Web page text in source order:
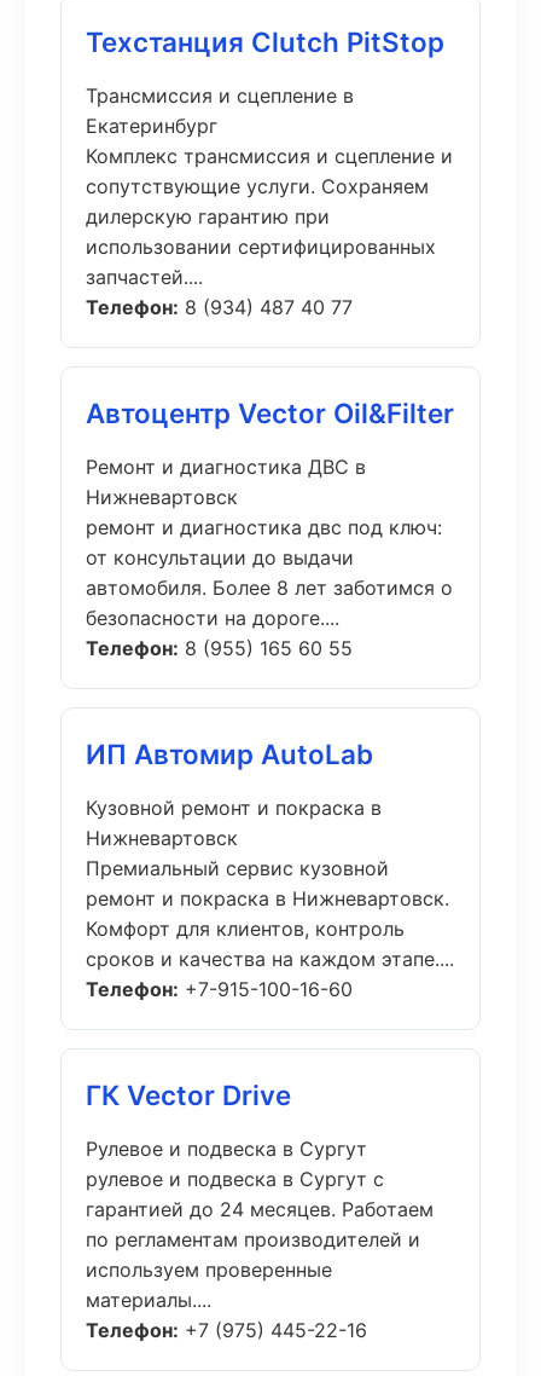
Техстанция Clutch PitStop
Трансмиссия и сцепление в
Екатеринбург
Комплекс трансмиссия и сцепление и
сопутствующие услуги. Сохраняем
дилерскую гарантию при
использовании сертифицированных
запчастей....
Телефон: 8 (934) 487 40 77
Автоцентр Vector Oil&Filter
Ремонт и диагностика ДВС в
Нижневартовск
ремонт и диагностика двс под ключ:
от консультации до выдачи
автомобиля. Более 8 лет заботимся о
безопасности на дороге....
Телефон: 8 (955) 165 60 55
ИП Автомир AutoLab
Кузовной ремонт и покраска в
Нижневартовск
Премиальный сервис кузовной
ремонт и покраска в Нижневартовск.
Комфорт для клиентов, контроль
сроков и качества на каждом этапе....
Телефон: +7-915-100-16-60
ГК Vector Drive
Рулевое и подвеска в Сургут
рулевое и подвеска в Сургут с
гарантией до 24 месяцев. Работаем
по регламентам производителей и
используем проверенные
материалы....
Телефон: +7 (975) 445-22-16